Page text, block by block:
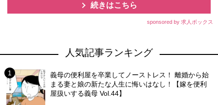
続きはこちら
sponsored by 求人ボックス
人気記事ランキング
義母の便利屋を卒業してノーストレス！ 離婚から始
まる妻と娘の新たな人生に悔いはなし！【嫁を便利
屋扱いする義母 Vol.44】